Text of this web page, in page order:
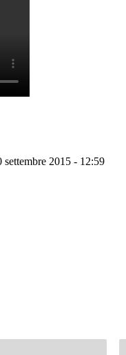
settembre 2015 - 12:59